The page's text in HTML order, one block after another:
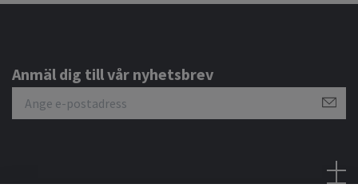
Anmäl dig till vår nyhetsbrev